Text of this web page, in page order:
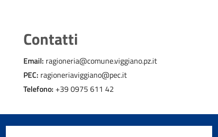
Contatti
Email: ragioneria@comune.viggiano.pz.it
PEC: ragioneriaviggiano@pec.it
Telefono: +39 0975 611 42